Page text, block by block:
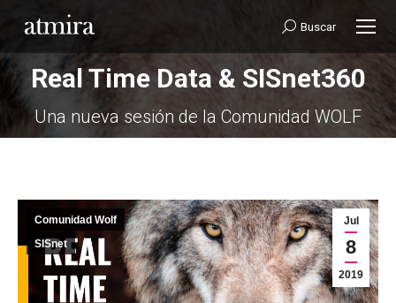
Buscar:
Buscar
Real Time Data & SISnet360
Una nueva sesión de la Comunidad WOLF
Jul
8
2019
Comunidad Wolf
SISnet